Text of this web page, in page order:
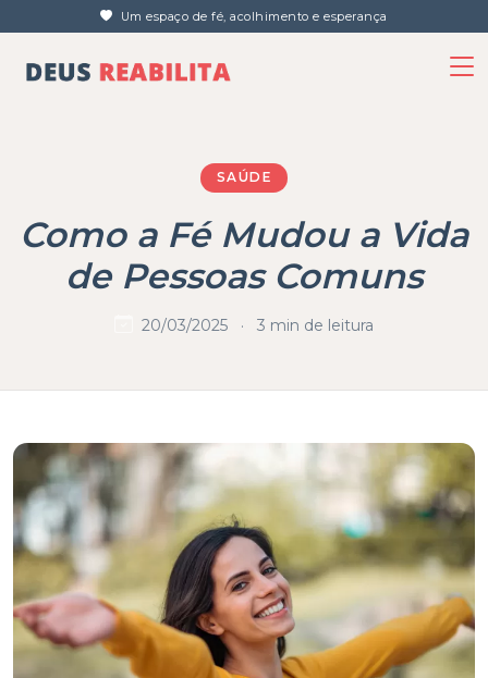
Um espaço de fé, acolhimento e esperança
SAÚDE
Como a Fé Mudou a Vida
de Pessoas Comuns
20/03/2025 · 3 min de leitura